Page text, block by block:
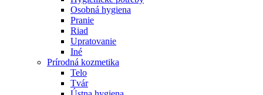
Osobná hygiena
Pranie
Riad
Upratovanie
Iné
Prírodná kozmetika
Telo
Tvár